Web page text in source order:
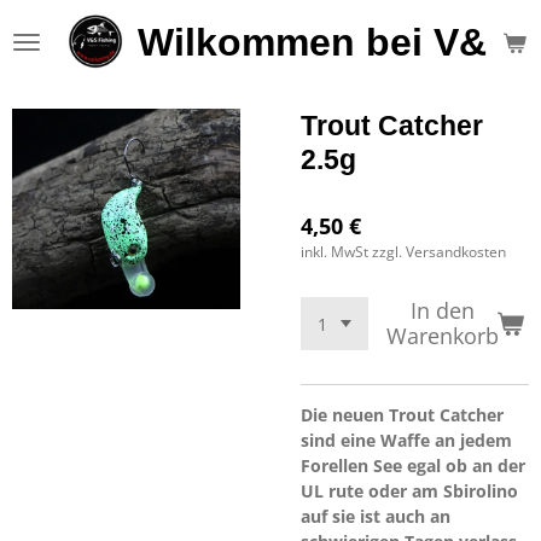
Hauptinhalt
Wilkommen bei V&S
Trout Catcher
2.5g
4,50 €
inkl. MwSt zzgl. Versandkosten
In den
Warenkorb
Die neuen Trout Catcher
sind eine Waffe an jedem
Forellen See egal ob an der
UL rute oder am Sbirolino
auf sie ist auch an